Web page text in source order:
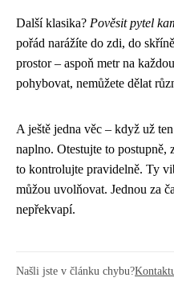
Další klasika? Pověsit pytel
pořád narážíte do zdi, do
prostor – aspoň metr na
pohybovat, nemůžete dělat
A ještě jedna věc – když už
naplno. Otestujte to
to kontrolujte pravidelně. Ty
můžou uvolňovat. Jednou za
nepřekvapí.
Našli jste v článku chybu?